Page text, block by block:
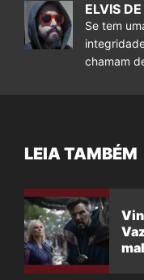
ELVIS
Se tem
chamam
LEIA TAMBÉM